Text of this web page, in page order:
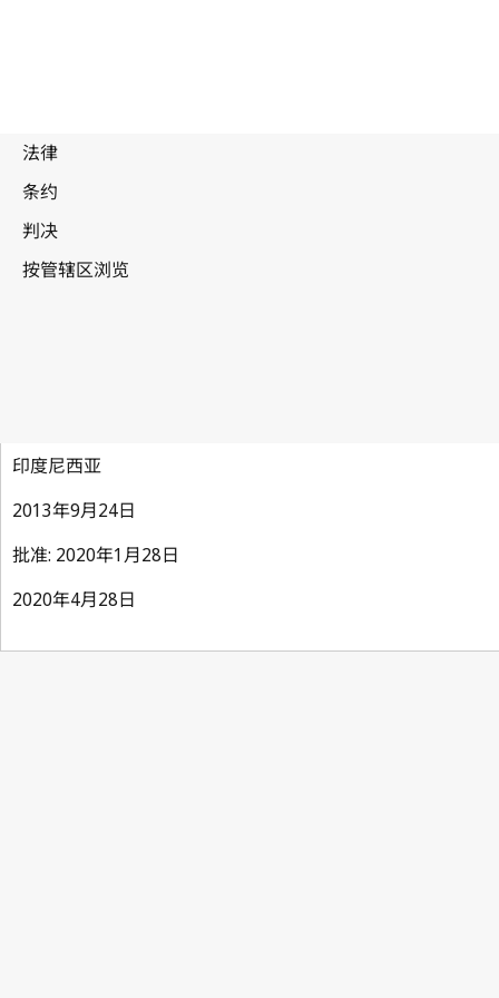
印度尼西亚
2013年9月24日
批准: 2020年1月28日
2020年4月28日